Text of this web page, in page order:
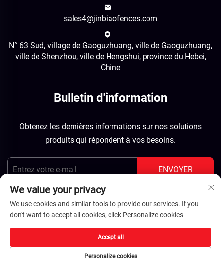
sales4@jinbiaofences.com
N° 63 Sud, village de Gaoguzhuang, ville de Gaoguzhuang,
ville de Shenzhou, ville de Hengshui, province du Hebei,
Chine
Bulletin d'information
Obtenez les dernières informations sur nos solutions
produits qui répondent à vos besoins.
ENVOYER
Droits d'auteur © Hebei Jinbiao Construction Materials
Tech Corp., Ltd. Tous droits réservés - Politique de
confidentialité- BLOG
We value your privacy
We use cookies and similar tools to provide our services. If you
don't want to accept all cookies, click Personalize cookies.
Personalize cookies
Accept all